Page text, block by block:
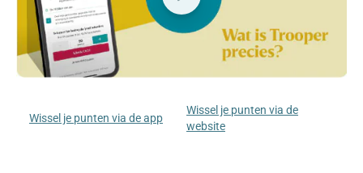
Wissel je punten via de app
Wissel je punten via de
website